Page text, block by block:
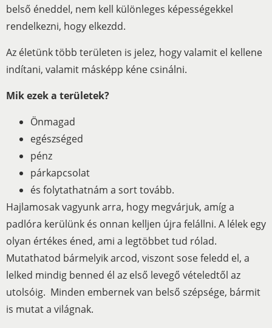
belső éneddel, nem kell különleges képességekkel
rendelkezni, hogy elkezdd.
Az életünk több területen is jelez, hogy valamit el kellene
indítani, valamit másképp kéne csinálni.
Mik ezek a területek?
Önmagad
egészséged
pénz
párkapcsolat
és folytathatnám a sort tovább.
Hajlamosak vagyunk arra, hogy megvárjuk, amíg a
padlóra kerülünk és onnan kelljen újra felállni. A lélek egy
olyan értékes éned, ami a legtöbbet tud rólad.
Mutathatod bármelyik arcod, viszont sose feledd el, a
lelked mindig benned él az első levegő vételedtől az
utolsóig. Minden embernek van belső szépsége, bármit
is mutat a világnak.